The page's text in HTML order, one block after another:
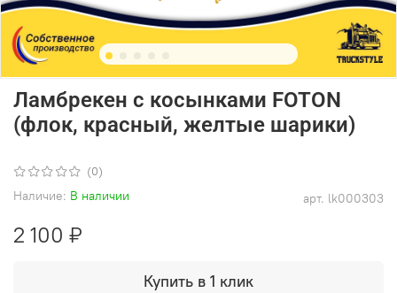
(0)
арт. lk000303
Наличие: В наличии
Ламбрекен с косынками FOTON
(флок, красный, желтые шарики)
2 100 ₽
Купить в 1 клик